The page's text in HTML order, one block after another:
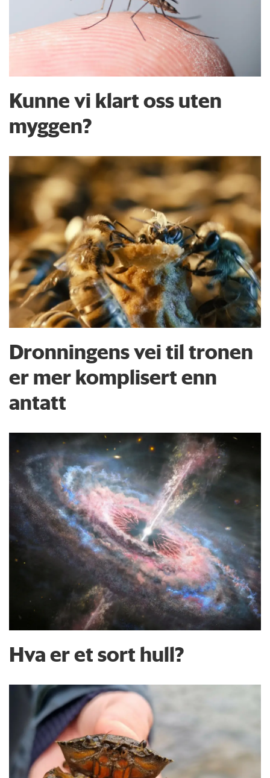
Kunne vi klart oss uten
myggen?
Dronningens vei til tronen
er mer komplisert enn
antatt
Hva er et sort hull?